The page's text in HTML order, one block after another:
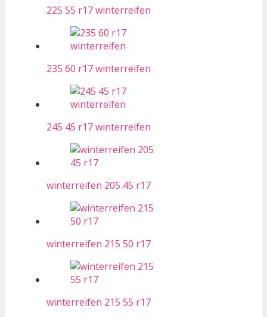
225 55 r17 winterreifen
235 60 r17 winterreifen
245 45 r17 winterreifen
winterreifen 205 45 r17
winterreifen 215 50 r17
winterreifen 215 55 r17